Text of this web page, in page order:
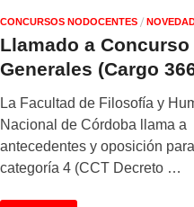
CONCURSOS NODOCENTES /
Llamado a
Generales (Cargo
La Facultad de Filosofía y
Nacional de Córdoba llama
antecedentes y oposición
categoría 4 (CCT Decreto …